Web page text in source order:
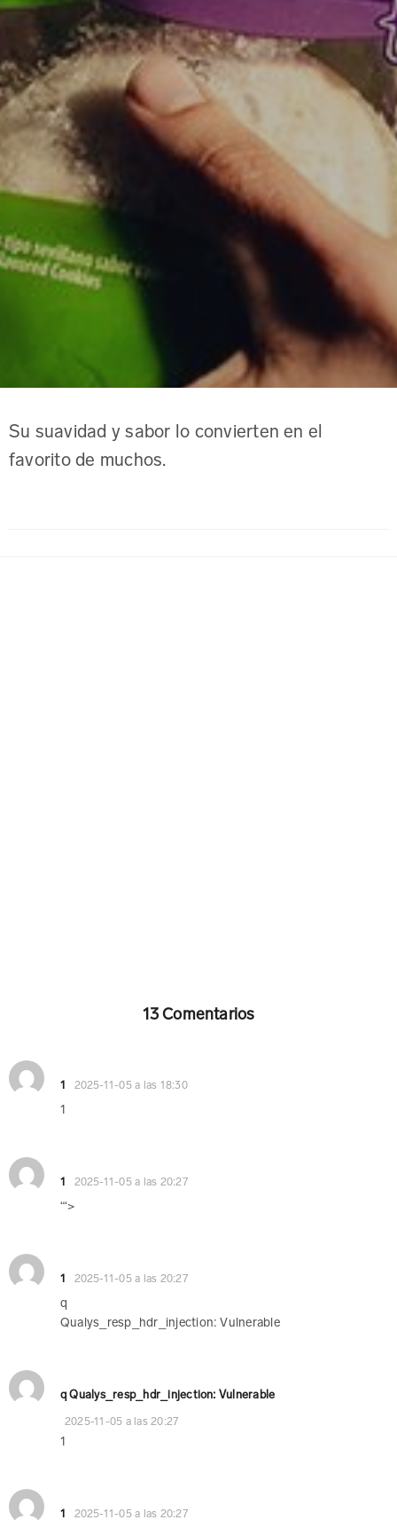
Su suavidad y sabor lo convierten en el
favorito de muchos.
13 Comentarios
1 2025-11-05 a las 18:30
1
1 2025-11-05 a las 20:27
“‘>
1 2025-11-05 a las 20:27
q
Qualys_resp_hdr_injection: Vulnerable
q Qualys_resp_hdr_injection: Vulnerable
2025-11-05 a las 20:27
1
1 2025-11-05 a las 20:27